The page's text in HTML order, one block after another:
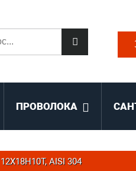
ПРОВОЛОКА
AISI 304